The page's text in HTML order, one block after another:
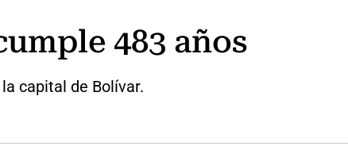
483 años
capital de Bolívar.